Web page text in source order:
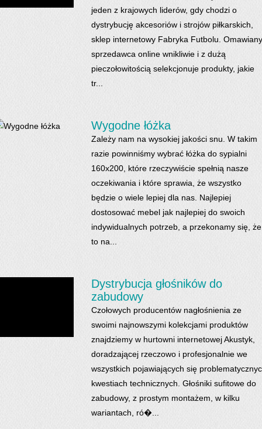
jeden z krajowych liderów, gdy chodzi o
dystrybucję akcesoriów i strojów piłkarskich,
sklep internetowy Fabryka Futbolu. Omawiany
sprzedawca online wnikliwie i z dużą
pieczołowitością selekcjonuje produkty, jakie
tr...
Wygodne łóżka
Zależy nam na wysokiej jakości snu. W takim
razie powinniśmy wybrać łóżka do sypialni
160x200, które rzeczywiście spełnią nasze
oczekiwania i które sprawia, że wszystko
będzie o wiele lepiej dla nas. Najlepiej
dostosować mebel jak najlepiej do swoich
indywidualnych potrzeb, a przekonamy się, że
to na...
Dystrybucja głośników do
zabudowy
Czołowych producentów nagłośnienia ze
swoimi najnowszymi kolekcjami produktów
znajdziemy w hurtowni internetowej Akustyk,
doradzającej rzeczowo i profesjonalnie we
wszystkich pojawiających się
kwestiach technicznych. Głośniki sufitowe do
zabudowy, z prostym montażem, w kilku
wariantach, ró�...